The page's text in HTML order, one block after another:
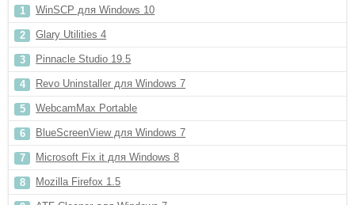
WinSCP для Windows 10
Glary Utilities 4
Pinnacle Studio 19.5
Revo Uninstaller для Windows 7
WebcamMax Portable
BlueScreenView для Windows 7
Microsoft Fix it для Windows 8
Mozilla Firefox 1.5